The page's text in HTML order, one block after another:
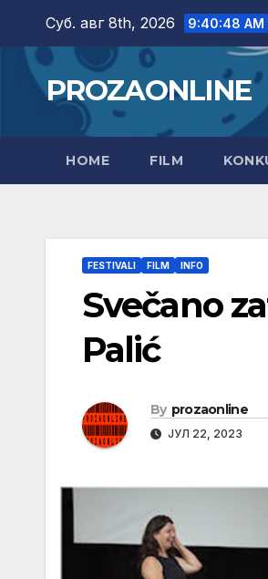
content
Суб. авг 8th, 2026 9:40:49 AM
PROZAONLINE
HOME FILM
FESTIVALI FILM INFO
Svečano
Palić
By prozaonline
ЈУЛ 22, 2023